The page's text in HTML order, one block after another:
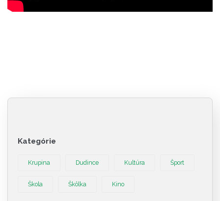
Kategórie
Krupina Dudince Kultúra Šport
Škola Škôlka Kino